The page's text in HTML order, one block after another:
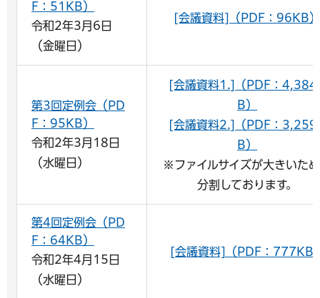
F：51KB）
令和2年3月6日
（金曜日）
[会議資料]（PDF：96KB）
第3回定例会（PD
F：95KB）
令和2年3月18日
（水曜日）
[会議資料1.]（PDF：
B）
[会議資料2.]（PDF：
B）
※ファイルサイズが大きいた
分割しております。
第4回定例会（PD
F：64KB）
令和2年4月15日
（水曜日）
[会議資料]（PDF：777KB